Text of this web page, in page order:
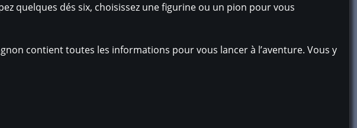
quelques dés six, choisissez une figurine ou un pion pour vous
contient toutes les informations pour vous lancer à l’aventure. Vous y